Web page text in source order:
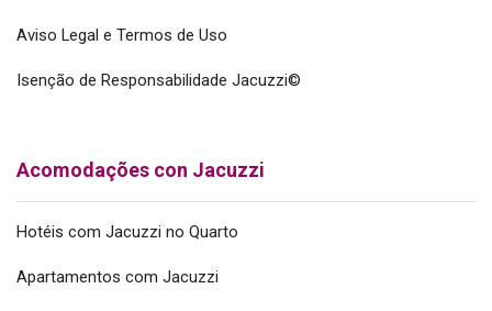
Aviso Legal e Termos de Uso
Isenção de Responsabilidade Jacuzzi©
Acomodações con Jacuzzi
Hotéis com Jacuzzi no Quarto
Apartamentos com Jacuzzi